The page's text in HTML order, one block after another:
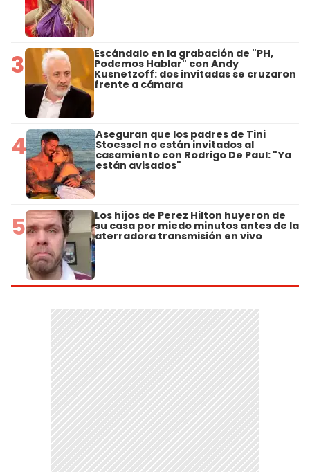
3 Escándalo en la grabación de "PH,
Podemos Hablar" con Andy
Kusnetzoff: dos invitadas se cruzaron
frente a cámara
4 Aseguran que los padres de Tini
Stoessel no están invitados al
casamiento con Rodrigo De Paul: "Ya
están avisados"
5 Los hijos de Perez Hilton huyeron de
su casa por miedo minutos antes de la
aterradora transmisión en vivo